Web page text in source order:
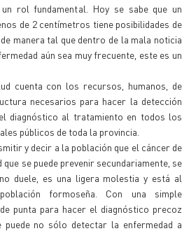
rol fundamental. Hoy se sabe que un
de 2 centímetros tiene posibilidades de
manera tal que dentro de la mala noticia
aún sea muy frecuente, este es un
cuenta con los recursos, humanos, de
necesarios para hacer la detección
diagnóstico al tratamiento en todos los
públicos de toda la provincia.
y decir a la población que el cáncer de
que se puede prevenir secundariamente, se
duele, es una ligera molestia y está al
formoseña. Con una simple
punta para hacer el diagnóstico precoz
puede no sólo detectar la enfermedad a